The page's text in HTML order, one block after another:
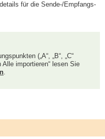
für die Sende-/Empfangs-
(„A“, „B“, „C“
Alle importieren“ lesen Sie
.